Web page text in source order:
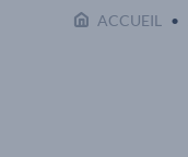
ACCUEIL